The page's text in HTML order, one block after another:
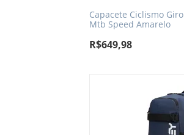
Capacete Ciclismo
Mtb Speed Amarelo
R$649,98